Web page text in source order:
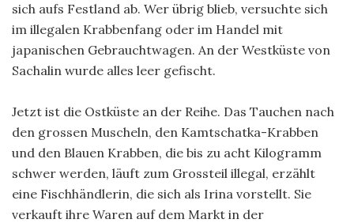
sich aufs Festland ab. Wer übrig blieb, versuchte sich
im illegalen Krabbenfang oder im Handel mit
japanischen Gebrauchtwagen. An der Westküste von
Sachalin wurde alles leer gefischt.
Jetzt ist die Ostküste an der Reihe. Das Tauchen nach
den grossen Muscheln, den Kamtschatka-Krabben
und den Blauen Krabben, die bis zu acht Kilogramm
schwer werden, läuft zum Gross­teil illegal, erzählt
eine Fischhändlerin, die sich als Irina vorstellt. Sie
verkauft ihre Waren auf dem Markt in der